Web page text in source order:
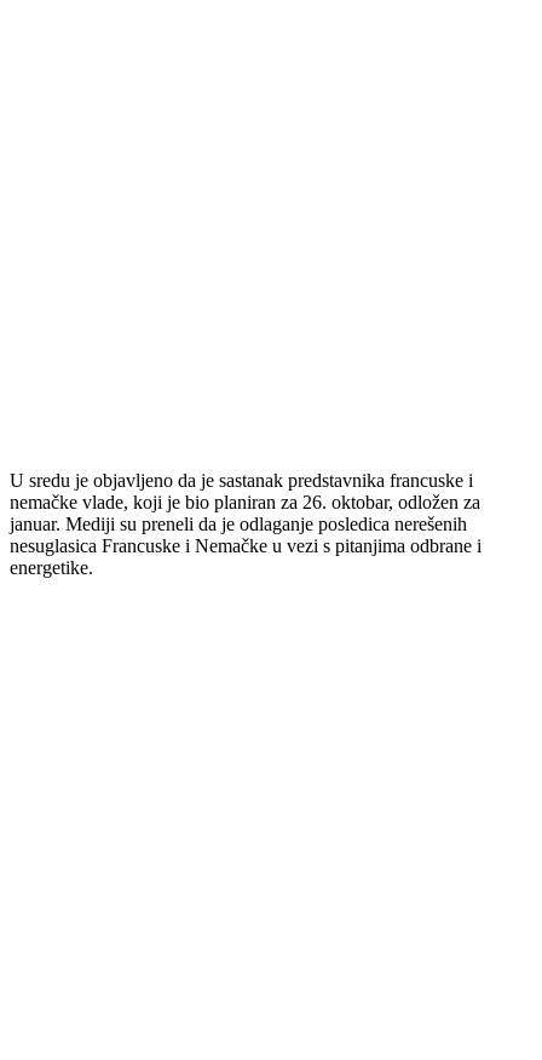
U sredu je objavljeno da je sastanak predstavnika francuske i
nemačke vlade, koji je bio planiran za 26. oktobar, odložen za
januar. Mediji su preneli da je odlaganje posledica nerešenih
nesuglasica Francuske i Nemačke u vezi s pitanjima odbrane i
energetike.